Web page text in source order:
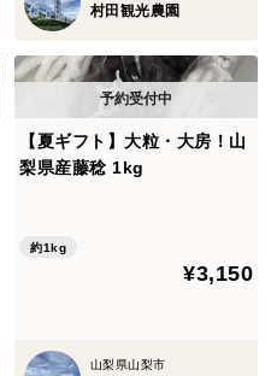
村田観光農園
【夏ギフト】大粒・大房！山
梨県産藤稔 1kg
約1kg
¥3,150
山梨県山梨市